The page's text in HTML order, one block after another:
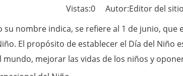
Vistas:0 Autor:Editor del
su nombre indica, se refiere al 1 de junio,
El propósito de establecer el Día del Niño
mundo, mejorar las vidas de los niños y